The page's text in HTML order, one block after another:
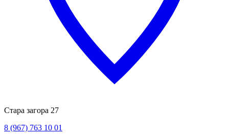
Стара загора 27
8 (967) 763 10 01